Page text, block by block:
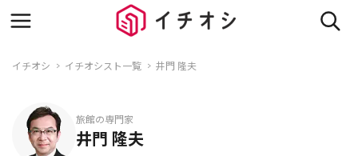
イチオシ イチオシスト一覧 井門 隆夫
旅館の専門家
井門 隆夫